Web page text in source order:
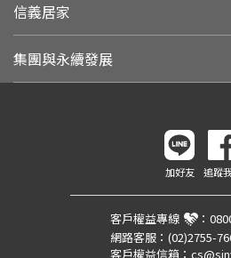
信義居家
集團與永續發展
加好友 追蹤
客戶權益專線 ：
網路客服： (02)2755-
客戶權益信箱：